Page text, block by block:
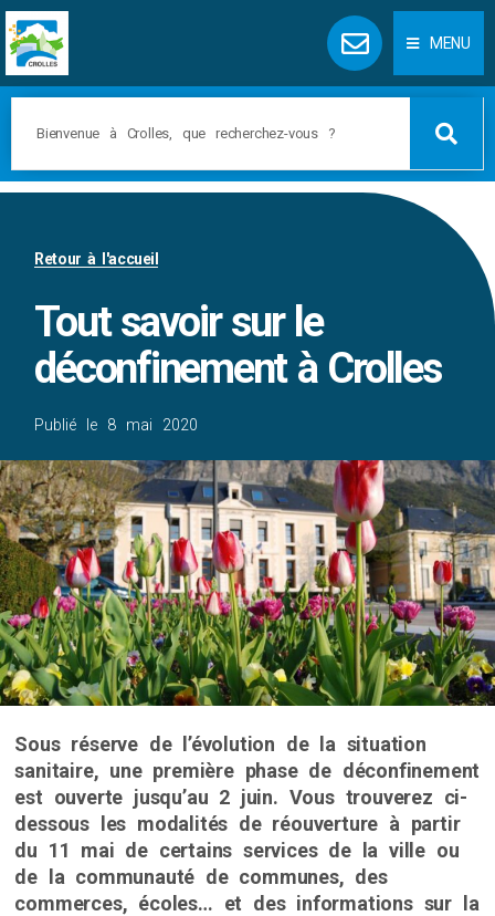
MENU
Retour à l'accueil
Tout savoir sur le
déconfinement à Crolles
Publié le 8 mai 2020
Sous réserve de l’évolution de la situation
sanitaire, une première phase de déconfinement
est ouverte jusqu’au 2 juin. Vous trouverez ci-
dessous les modalités de réouverture à partir
du 11 mai de certains services de la ville ou
de la communauté de communes, des
commerces, écoles… et des informations sur la
Panneau de gestion des cookies